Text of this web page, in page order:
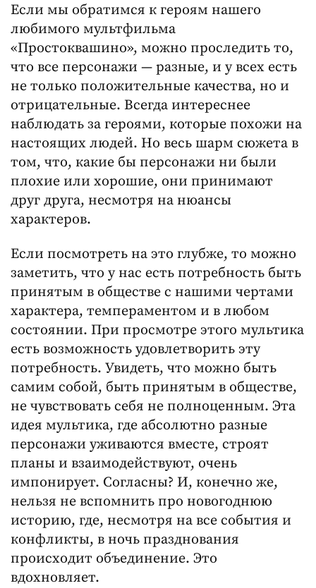
Если мы обратимся к героям нашего
любимого мультфильма
«Простоквашино», можно проследить то,
что все персонажи — разные, и у всех есть
не только положительные качества, но и
отрицательные. Всегда интереснее
наблюдать за героями, которые похожи на
настоящих людей. Но весь шарм сюжета в
том, что, какие бы персонажи ни были
плохие или хорошие, они принимают
друг друга, несмотря на нюансы
характеров.
Если посмотреть на это глубже, то можно
заметить, что у нас есть потребность быть
принятым в обществе с нашими чертами
характера, темпераментом и в любом
состоянии. При просмотре этого мультика
есть возможность удовлетворить эту
потребность. Увидеть, что можно быть
самим собой, быть принятым в обществе,
не чувствовать себя не полноценным. Эта
идея мультика, где абсолютно разные
персонажи уживаются вместе, строят
планы и взаимодействуют, очень
импонирует. Согласны? И, конечно же,
нельзя не вспомнить про новогоднюю
историю, где, несмотря на все события и
конфликты, в ночь празднования
происходит объединение. Это
вдохновляет.